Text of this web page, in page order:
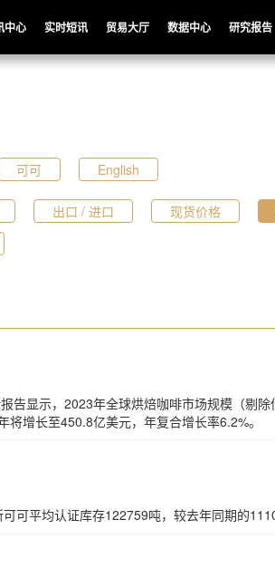
中心 实时短讯 贸易大厅 数据中心 研究报告
可可 English
出口 / 进口 现货价格
告显示，2023年全球烘焙咖啡市场规模（剔
将增长至450.8亿美元，年复合增长率6.2%。
可平均认证库存122759吨，较去年同期的